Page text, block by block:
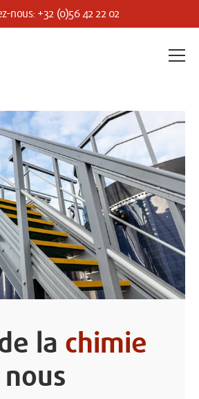
nous: +32 (0)56 42 22 02
la chimie